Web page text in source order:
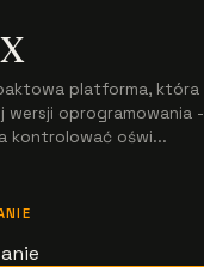
platforma, która
wersji oprogramowania -
kontrolować oświ...